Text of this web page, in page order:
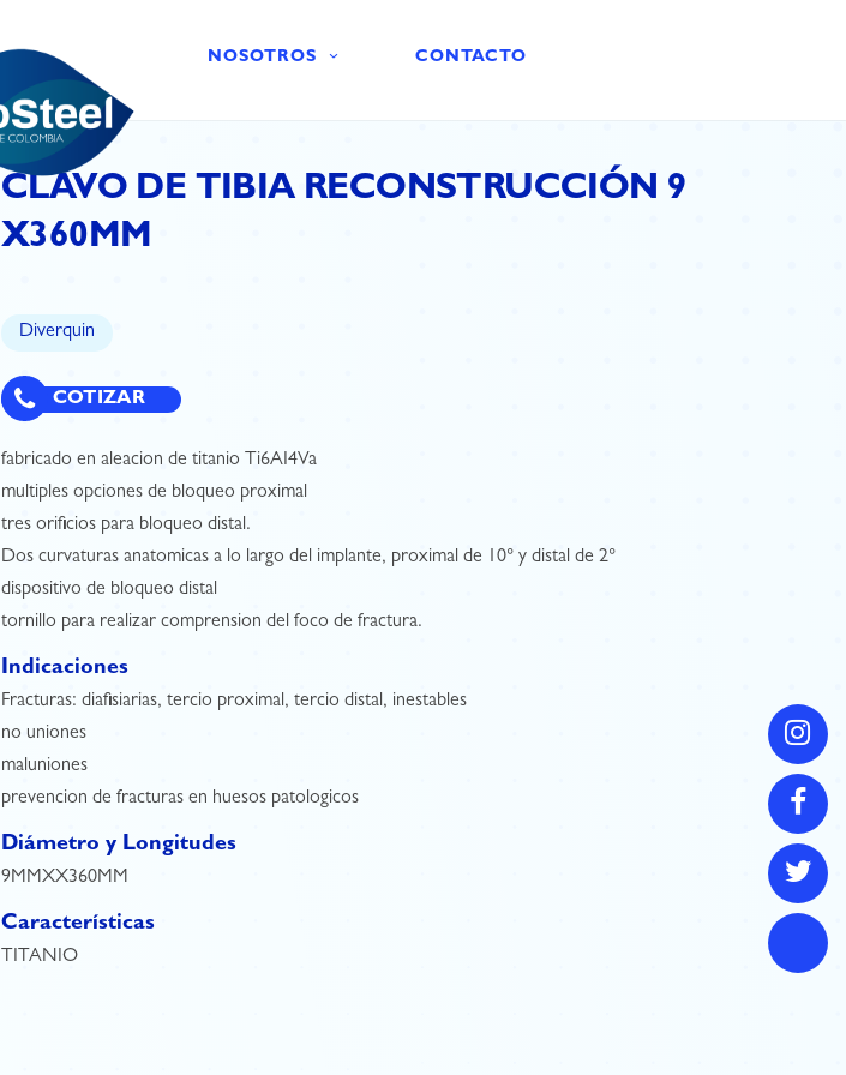
NOSOTROS CONTACTO
CLAVO DE TIBIA RECONSTRUCCIÓN 9
X360MM
Diverquin
COTIZAR
fabricado en aleacion de titanio Ti6AI4Va
multiples opciones de bloqueo proximal
tres orificios para bloqueo distal.
Dos curvaturas anatomicas a lo largo del implante, proximal de 10° y distal de 2°
dispositivo de bloqueo distal
tornillo para realizar comprension del foco de fractura.
Indicaciones
Fracturas: diafisiarias, tercio proximal, tercio distal, inestables
no uniones
maluniones
prevencion de fracturas en huesos patologicos
Diámetro y Longitudes
9MMXX360MM
Características
TITANIO